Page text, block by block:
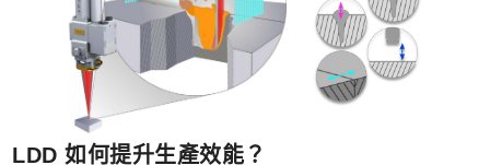
LDD 如何提升生產效能？